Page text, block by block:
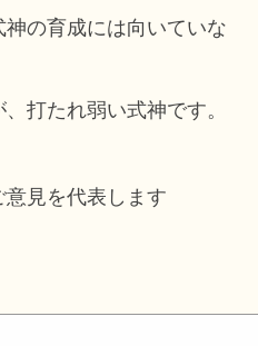
の育成には向いていな
たれ弱い式神です。
見を代表します